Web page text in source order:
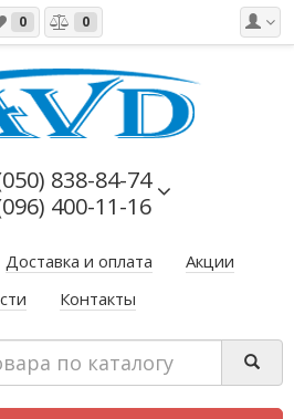
0 0
838-84-74
400-11-16
Доставка и оплата
Акции
Контакты